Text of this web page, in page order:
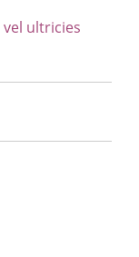
ultricies